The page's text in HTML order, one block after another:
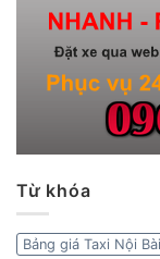
Từ khóa
Bảng giá Taxi Nội